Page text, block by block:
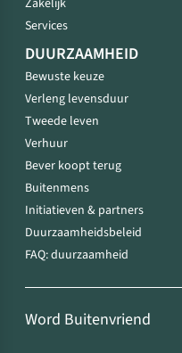
Zakelijk
Services
DUURZAAMHEID
Bewuste keuze
Verleng levensduur
Tweede leven
Verhuur
Bever koopt terug
Buitenmens
Initiatieven & partners
Duurzaamheidsbeleid
FAQ: duurzaamheid
Word Buitenvriend